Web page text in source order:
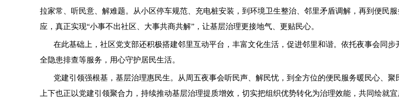
拉家常、听民意、解难题。从小区停车规范、充电桩安装，到环境卫生整治、邻里矛盾调解，再到便民
应，真正实现“小事不出社区、大事共商共解”，让基层治理更接地气、更贴民心。
在此基础上，社区党支部还积极搭建邻里互动平台，丰富文化生活，促进邻里和谐。依托夜事会同
全隐患排查等服务，用心守护居民生活。
党建引领强根基，基层治理惠民生。从周五夜事会听民声、解民忧，到全方位的便民服务暖民心、
上下也正以党建引领聚合力，持续推动基层治理提质增效，切实把组织优势转化为治理效能，共同绘就